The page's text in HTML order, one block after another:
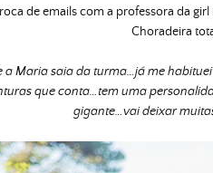
de emails com a professora da
Choradeira
a Maria saia da turma…já me
que conta…tem uma
gigante…vai deixar